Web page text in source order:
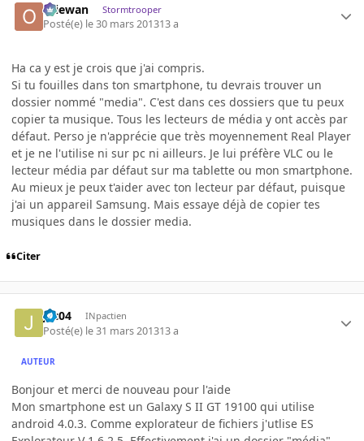
Oliewan Stormtrooper
Posté(e) le 30 mars 201313 a
Ha ca y est je crois que j'ai compris.
Si tu fouilles dans ton smartphone, tu devrais trouver un
dossier nommé "media". C'est dans ces dossiers que tu peux
copier ta musique. Tous les lecteurs de média y ont accès par
défaut. Perso je n'apprécie que très moyennement Real Player
et je ne l'utilise ni sur pc ni ailleurs. Je lui préfère VLC ou le
lecteur média par défaut sur ma tablette ou mon smartphone.
Au mieux je peux t'aider avec ton lecteur par défaut, puisque
j'ai un appareil Samsung. Mais essaye déjà de copier tes
musiques dans le dossier media.
Citer
jac04 INpactien
Posté(e) le 31 mars 201313 a
AUTEUR
Bonjour et merci de nouveau pour l'aide
Mon smartphone est un Galaxy S II GT 19100 qui utilise
android 4.0.3. Comme explorateur de fichiers j'utlise ES